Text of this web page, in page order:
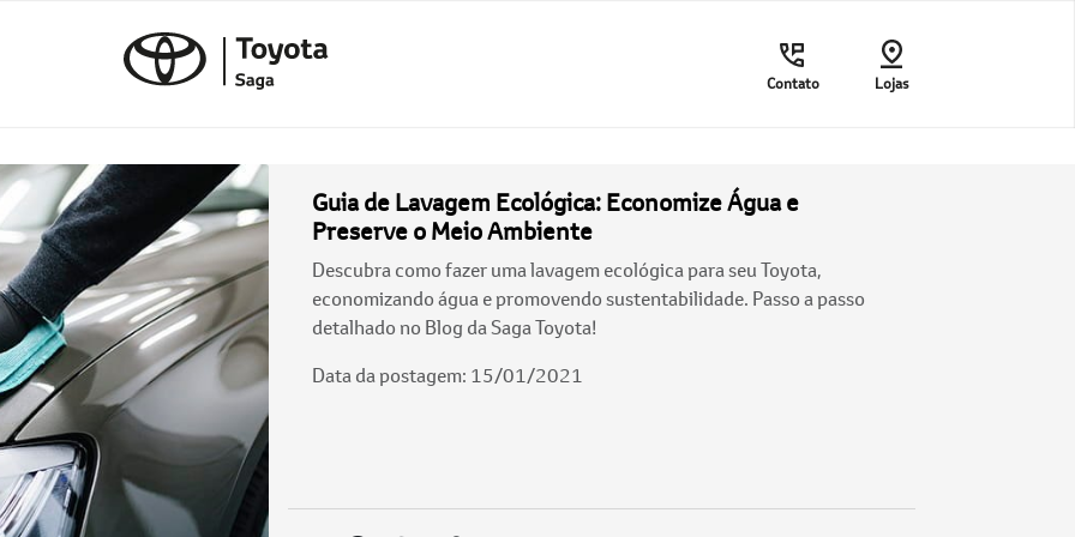
Contato Lojas
Guia de Lavagem Ecológica: Economize Água e
Preserve o Meio Ambiente
Descubra como fazer uma lavagem ecológica para seu Toyota,
economizando água e promovendo sustentabilidade. Passo a passo
detalhado no Blog da Saga Toyota!
Data da postagem: 15/01/2021